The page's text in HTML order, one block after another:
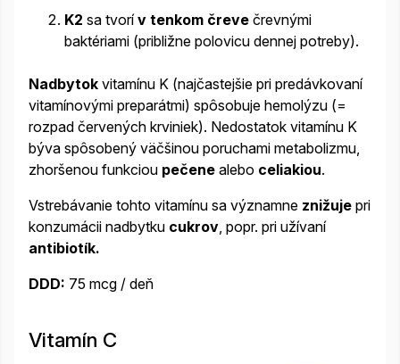
K2 sa tvorív tenkom čreve črevnými
baktériami (približne polovicu dennej potreby).
Nadbytok vitamínu K (najčastejšie pri predávkovaní
vitamínovými preparátmi) spôsobuje hemolýzu (=
rozpad červených krviniek). Nedostatok vitamínu K
býva spôsobený väčšinou poruchami metabolizmu,
zhoršenou funkciou pečene alebo celiakiou.
Vstrebávanie tohto vitamínu sa významne znižuje pri
konzumácii nadbytku cukrov, popr. pri užívaní
antibiotík.
DDD: 75 mcg / deň
Vitamín C